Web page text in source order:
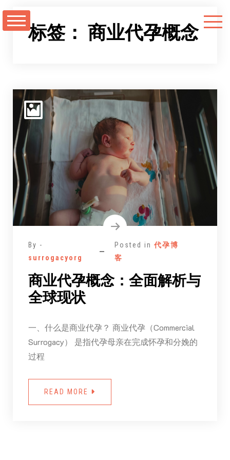
至
标签： 商业代孕概念
By -
surrogacyorg
Posted in代孕博
客
商业代孕概念：全面解析与
全球现状
一、什么是商业代孕？ 商业代孕（Commercial
Surrogacy） 是指代孕母亲在完成怀孕和分娩的
过程
READ MORE